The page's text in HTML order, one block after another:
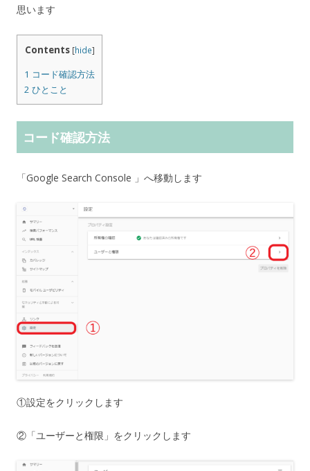
思います
Contents [hide]
1 コード確認方法
2 ひとこと
コード確認方法
「Google Search Console 」へ移動します
①設定をクリックします
②「ユーザーと権限」をクリックします